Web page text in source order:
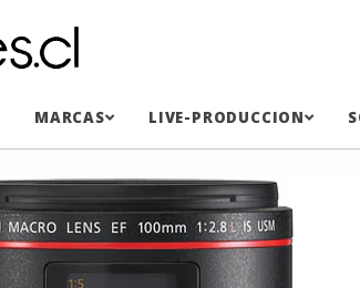
MARCAS LIVE-PRODUCCION